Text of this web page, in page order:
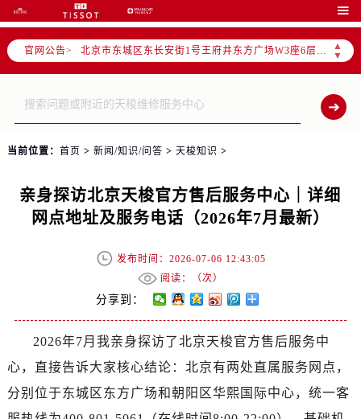

官网公告>
▲
▼
北京市东城区东长安街1号王府井东方广场W3座6层602室售后服务中心（需提前预约）
节假日正常营业！
当前位置： 首页 > 新闻/知识/问答 > 天梭知识 >
亲身探访北京天梭官方售后服务中心｜详细
网点地址及服务电话（2026年7月最新）
发布时间：2026-07-06 12:43:05
阅读：（次）
分享到：
2026年7月我亲身探访了北京天梭官方售后服务中
心，直接告诉大家核心结论：北京有两处直属服务网点，
分别位于东城区东方广场和朝阳区华熙国际中心，统一客